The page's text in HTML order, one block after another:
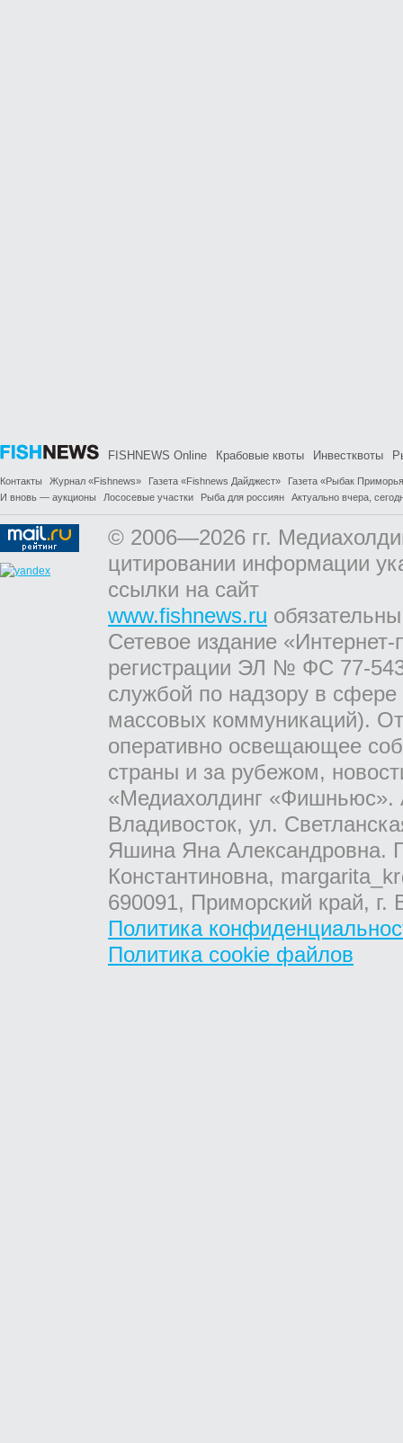
FISHNEWS Online Крабовые квоты Инвестквоты
Контакты Журнал «Fishnews» Газета «Fishnews Дайджест»
Газета «Рыбак
И вновь — аукционы
Лососевые участки Рыба для россиян Актуально вчера,
© 2006—2026 гг.
цитировании информации
ссылки на сайт
www.fishnews.ru
Сетевое издание
регистрации ЭЛ № ФС 77-
службой по надзору в
массовых коммуникаций).
оперативно освещающее
страны и за рубежом,
«Медиахолдинг «Фишньюс».
Владивосток, ул.
Яшина Яна Александровна.
Константиновна,
690091, Приморский край,
Политика
Политика cookie файлов